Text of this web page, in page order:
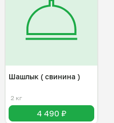
Шашлык ( свинина )
2 кг
4 490 ₽